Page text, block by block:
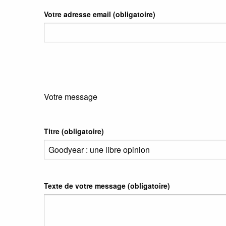
Votre adresse email (obligatoire)
Votre message
Titre (obligatoire)
Texte de votre message (obligatoire)